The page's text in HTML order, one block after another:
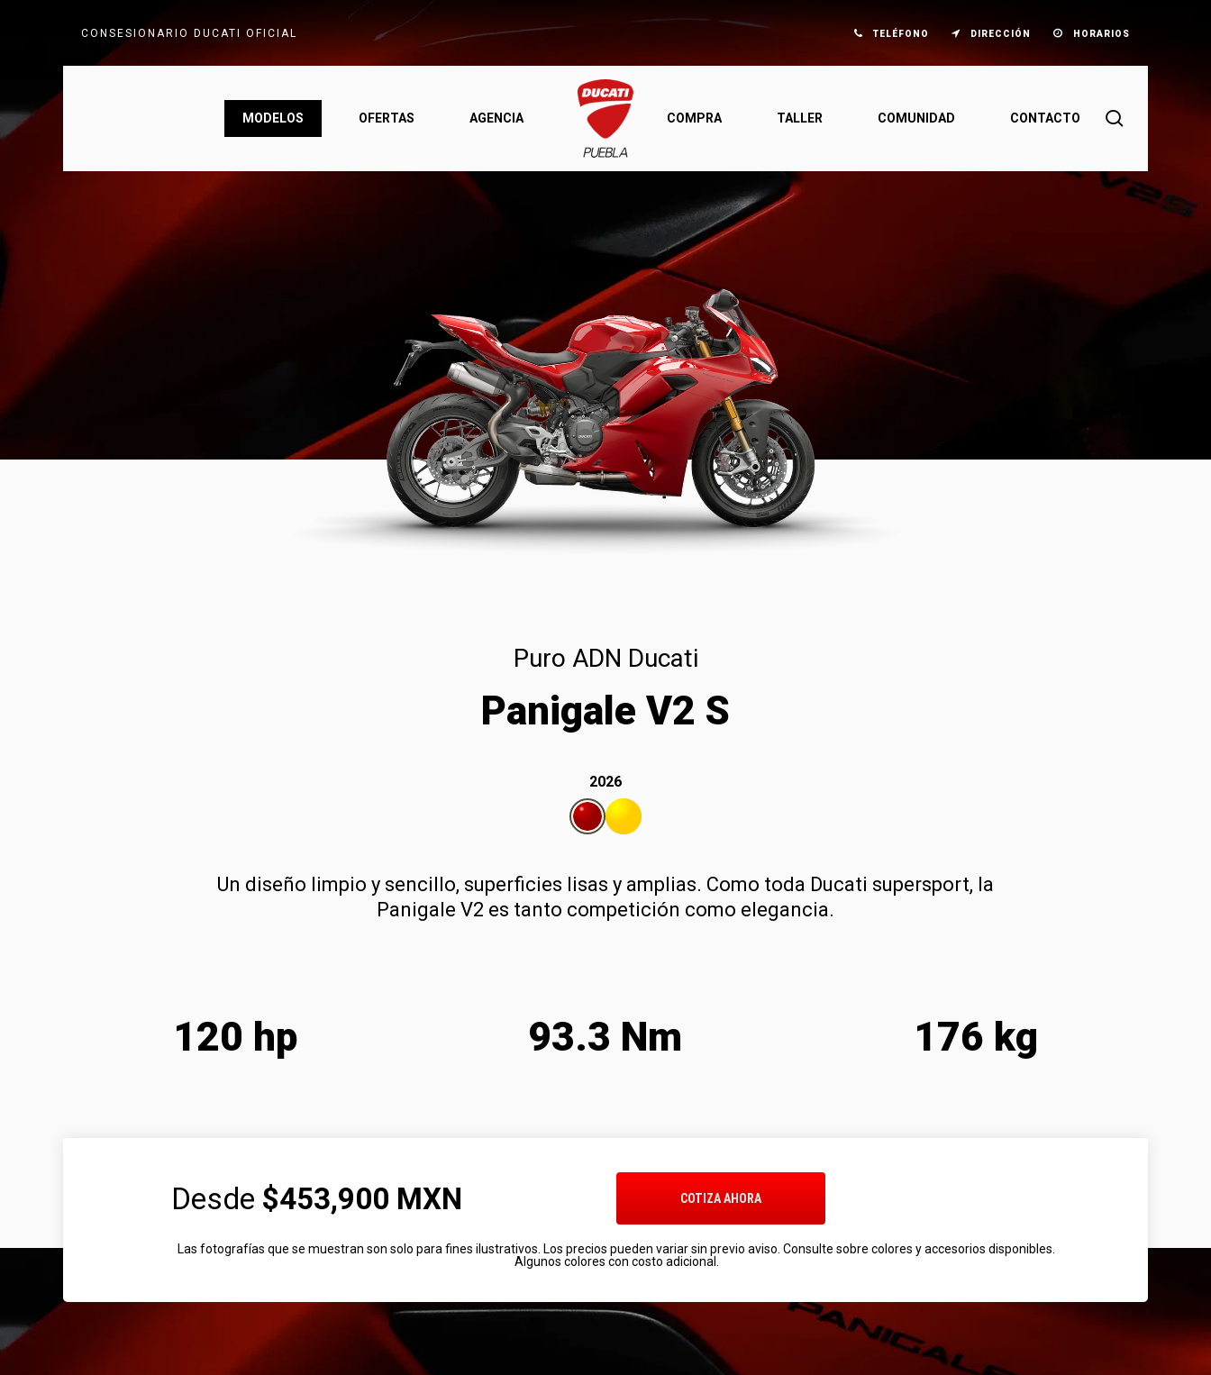
CONSESIONARIO DUCATI OFICIAL TELÉFONO DIRECCIÓN HORARIOS
MODELOS OFERTAS AGENCIA COMPRA TALLER COMUNIDAD CONTACTO
Puro ADN Ducati
Panigale V2 S
2026
Un diseño limpio y sencillo, superficies lisas y amplias. Como toda Ducati supersport, la
Panigale V2 es tanto competición como elegancia.
120 hp 93.3 Nm 176 kg
Desde $453,900 MXN COTIZA AHORA
Las fotografías que se muestran son solo para fines ilustrativos. Los precios pueden variar sin previo aviso. Consulte sobre colores y accesorios disponibles.
Algunos colores con costo adicional.